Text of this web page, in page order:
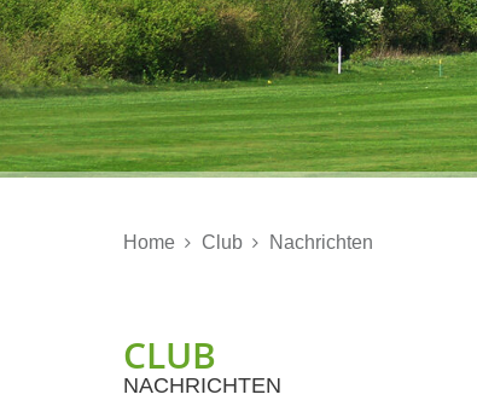
Home  Club  Nachrichten
CLUB
NACHRICHTEN